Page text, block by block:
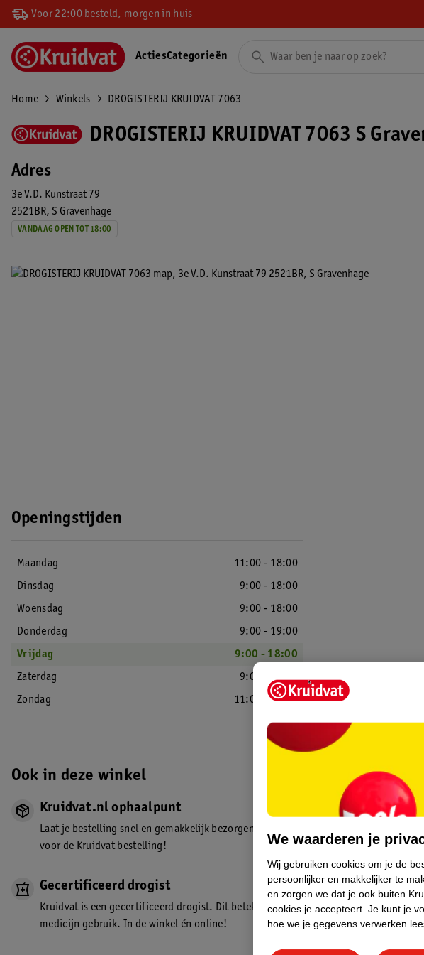
Voor 22:00 besteld, morgen in huis
ActiesCategorieën
Home Winkels DROGISTERIJ KRUIDVAT 7063
DROGISTERIJ KRUIDVAT 7063 S
Adres
3e V.D. Kunstraat 79
2521BR S Gravenhage
VANDAAG OPEN TOT 18:00
Openingstijden
Maandag
11:00 - 18:00
Dinsdag
9:00 - 18:00
Woensdag
9:00 - 18:00
Donderdag
9:00 - 19:00
Vrijdag
9:00 - 18:00
Zaterdag
9:00 - 18:00
Zondag
11:00 - 18:00
Ook in deze winkel
Kruidvat.nl ophaalpunt
Laat je bestelling snel en gemakkelijk bezorgen in de winkel. Zo hoef je niet thuis te
voor de Kruidvat bestelling!
Gecertificeerd drogist
Kruidvat is een gecertificeerd drogist. Dit betekent dat je deskundig advies krijgt
medicijn gebruik. In de winkel én online!
We waarderen je
Wij gebruiken cookies om je de
persoonlijker en makkelijker te
en zorgen we dat je ook buiten
cookies je accepteert. Je kunt je
hoe we je gegevens verwerken